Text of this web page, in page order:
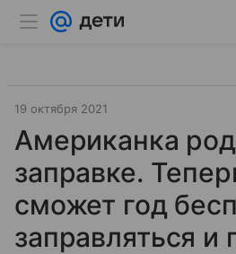
19 октября 2021
Американка
заправке.
сможет год
заправляться и